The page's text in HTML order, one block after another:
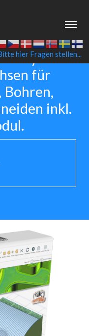
ein faires,
System
für
Bohren,
inkl.
hier Fragen stellen...